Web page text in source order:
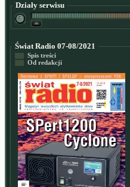
Działy serwisu
Świat Radio 07-08/2021
Spis treści
Od redakcji